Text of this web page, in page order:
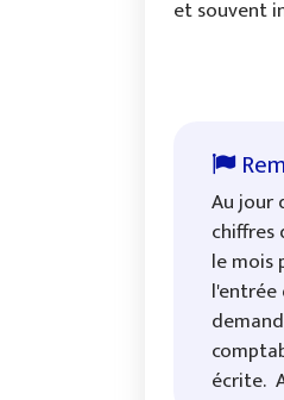
et souvent
Au jour
chiffres
le mois
l'entrée
écrite.